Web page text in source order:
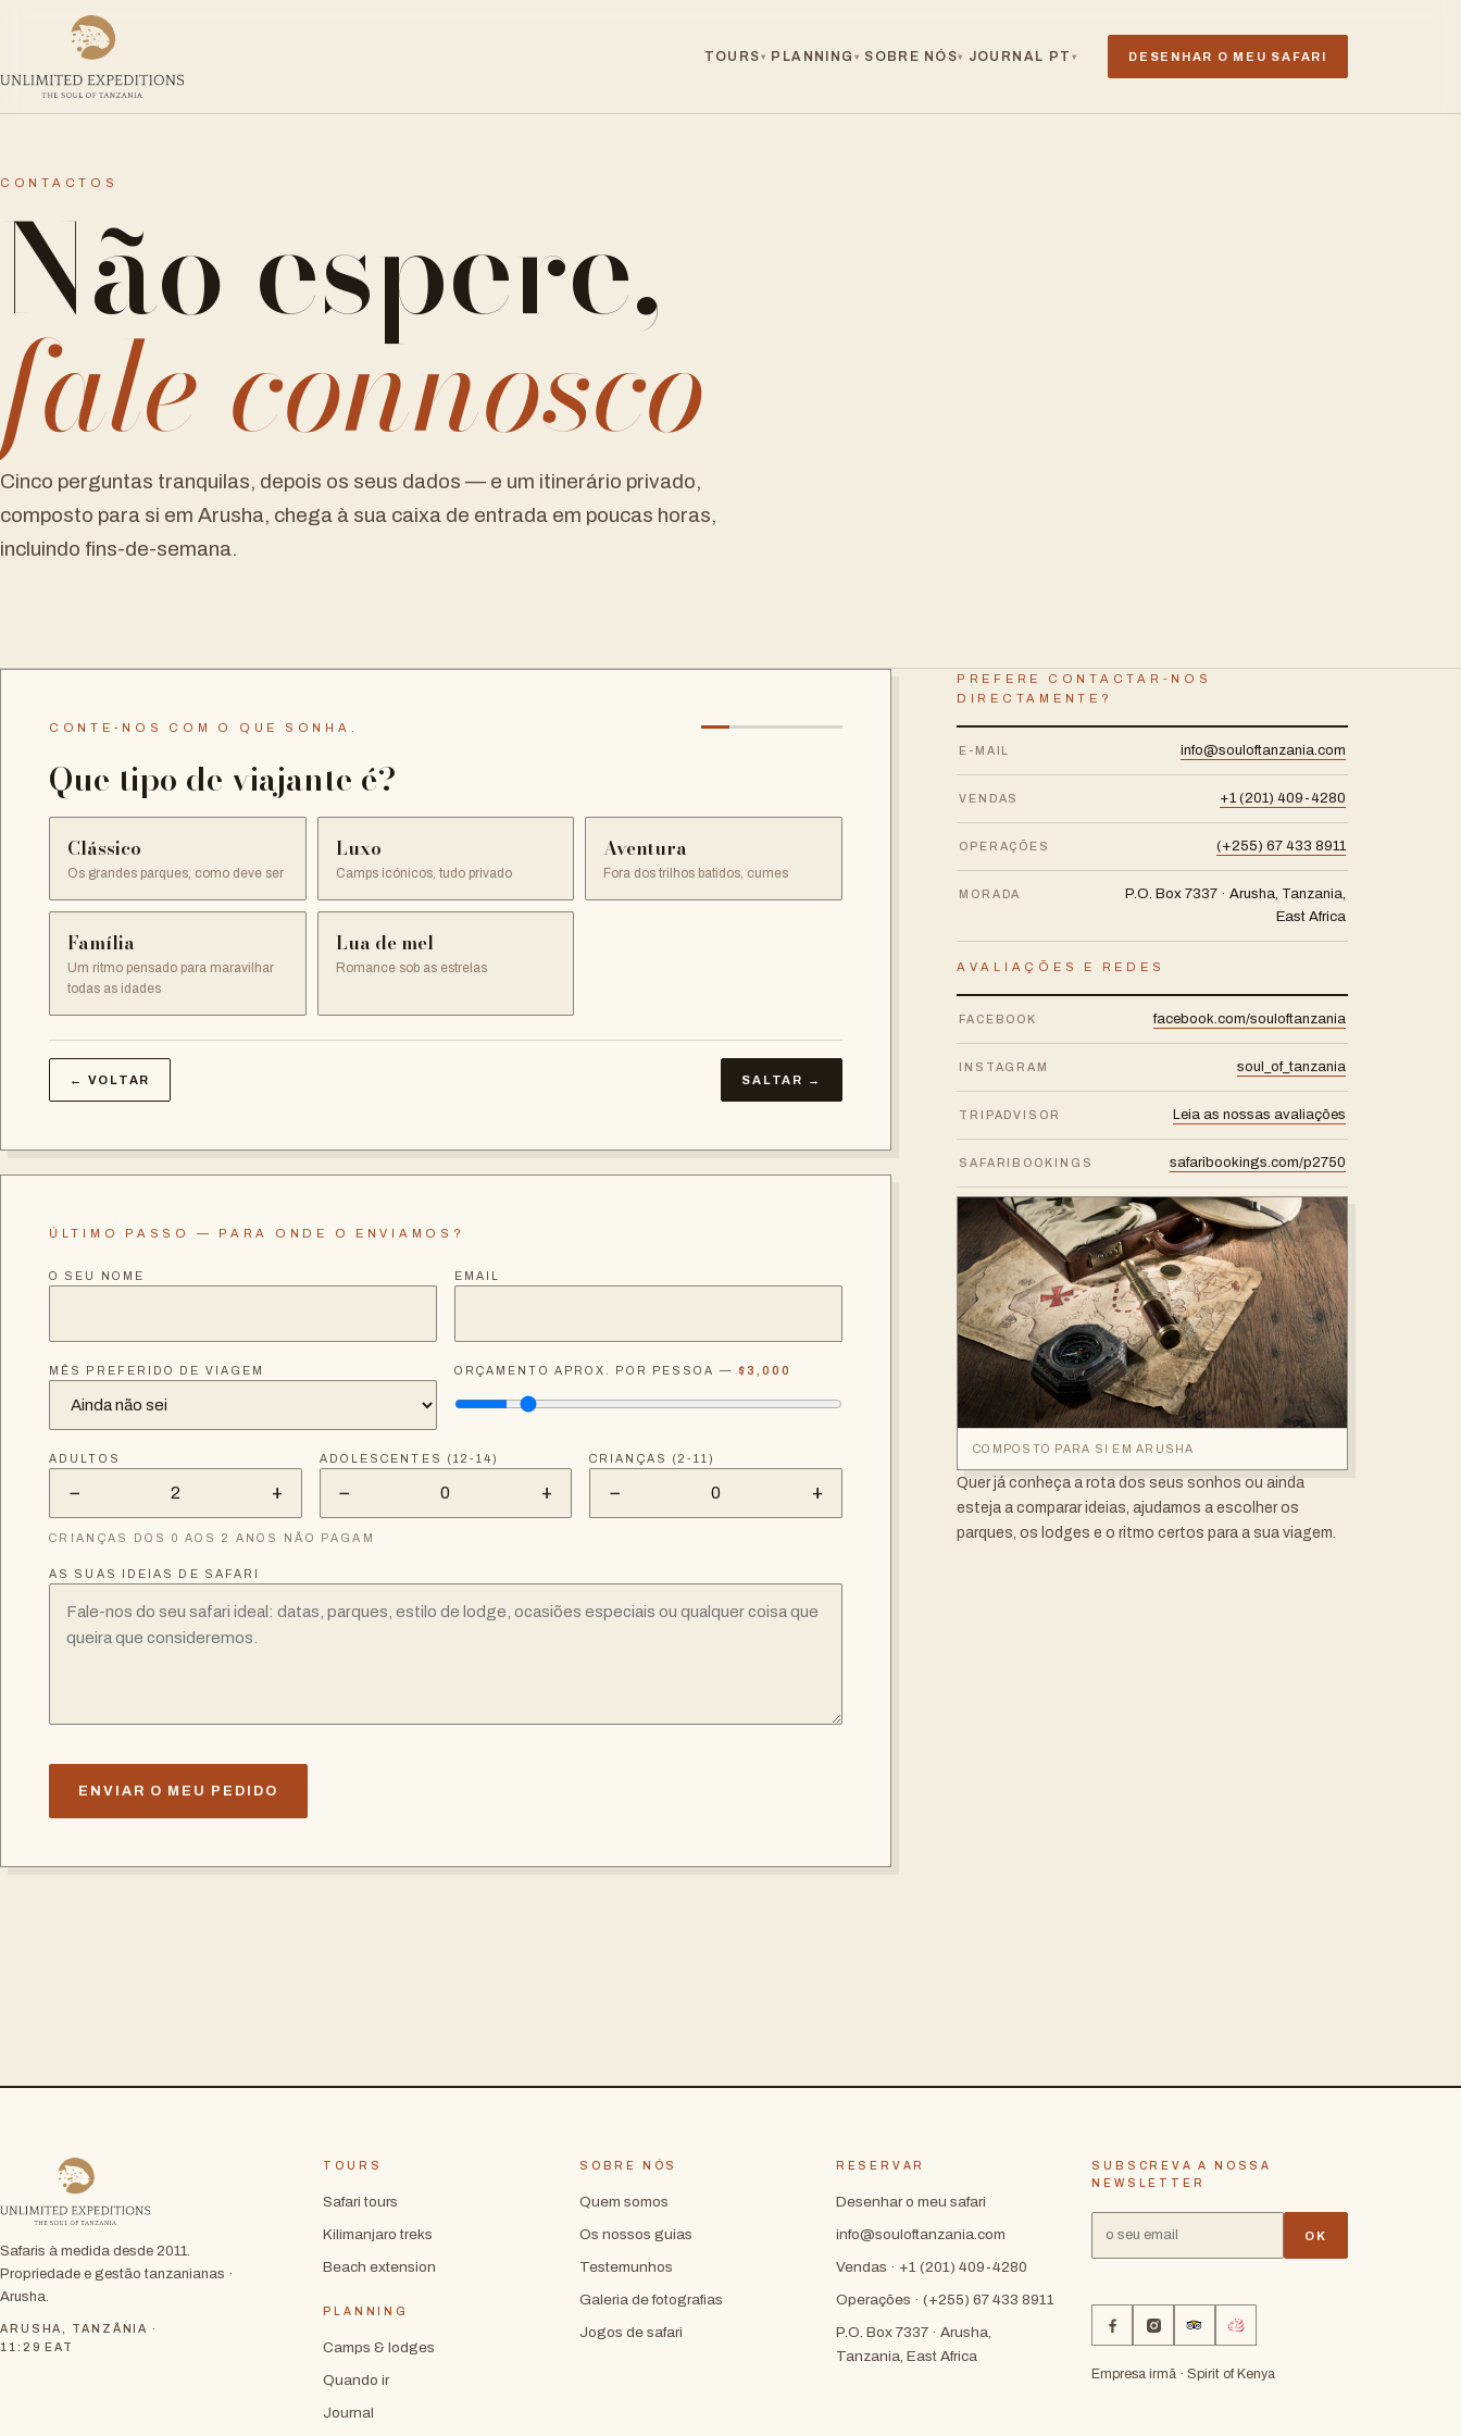
TOURS ▾ PLANNING ▾ SOBRE NÓS▾ JOURNAL PT ▾ DESENHAR O MEU SAFARI
CONTACTOS
Não espere,
fale connosco
Cinco perguntas tranquilas, depois os seus dados — e um itinerário privado,
composto para si em Arusha, chega à sua caixa de entrada em poucas horas,
incluindo fins-de-semana.
CONTE-NOS COM O QUE SONHA.
Que tipo de viajante é?
Clássico
Os grandes parques, como deve ser
Luxo
Camps icónicos, tudo privado
Aventura
Fora dos trilhos batidos, cumes
Família
Um ritmo pensado para maravilhar
todas as idades
Lua de mel
Romance sob as estrelas
← VOLTAR SALTAR →
ÚLTIMO PASSO — PARA ONDE O ENVIAMOS?
O SEU NOME EMAIL
MÊS PREFERIDO DE VIAGEM ORÇAMENTO APROX. POR PESSOA — $3,000
ADULTOS
− 2 +
ADOLESCENTES (12-14)
− 0 +
CRIANÇAS (2-11)
− 0 +
CRIANÇAS DOS 0 AOS 2 ANOS NÃO PAGAM
AS SUAS IDEIAS DE SAFARI
ENVIAR O MEU PEDIDO
PREFERE CONTACTAR-NOS
DIRECTAMENTE?
E-MAIL info@souloftanzania.com
VENDAS +1 (201) 409-4280
OPERAÇÕES (+255) 67 433 8911
MORADA
P.O. Box 7337 · Arusha, Tanzania,
East Africa
AVALIAÇÕES E REDES
FACEBOOK facebook.com/souloftanzania
INSTAGRAM soul_of_tanzania
TRIPADVISOR Leia as nossas avaliações
SAFARIBOOKINGS safaribookings.com/p2750
COMPOSTO PARA SI EM ARUSHA
Quer já conheça a rota dos seus sonhos ou ainda
esteja a comparar ideias, ajudamos a escolher os
parques, os lodges e o ritmo certos para a sua viagem.
Safaris à medida desde 2011.
Propriedade e gestão tanzanianas ·
Arusha.
ARUSHA, TANZÂNIA ·
11:29
EAT
TOURS
Safari tours
Kilimanjaro treks
Beach extension
PLANNING
Camps & lodges
Quando ir
Journal
SOBRE NÓS
Quem somos
Os nossos guias
Testemunhos
Galeria de fotografias
Jogos de safari
RESERVAR
Desenhar o meu safari
info@souloftanzania.com
Vendas · +1 (201) 409-4280
Operações · (+255) 67 433 8911
P.O. Box 7337 · Arusha,
Tanzania, East Africa
SUBSCREVA A NOSSA
NEWSLETTER
OK
Empresa irmã · Spirit of Kenya